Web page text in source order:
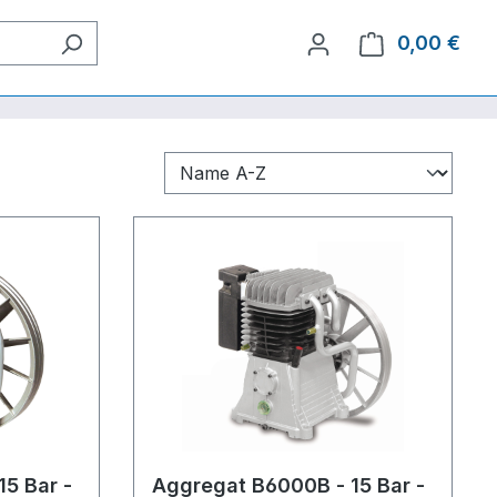
0,00 €
Bar -
Aggregat B6000B - 15 Bar -